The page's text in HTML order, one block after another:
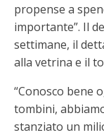
propense a
importante”. Il
settimane, il
alla vetrina e il
“Conosco bene
tombini,
stanziato un